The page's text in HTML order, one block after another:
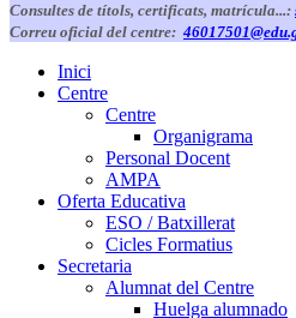
Consultes de títols, certificats, matrícula...:
Correu oficial del centre:
Inici
Centre
Centre
Organigrama
Personal Docent
AMPA
Oferta Educativa
ESO / Batxillerat
Cicles Formatius
Secretaria
Alumnat del Centre
Huelga alumnado